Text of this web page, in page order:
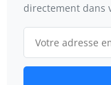
directement dans